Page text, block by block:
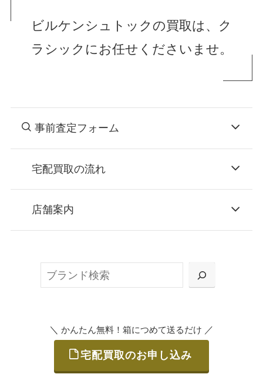
ビルケンシュトックの買取は、ク
ラシックにお任せくださいませ。
事前査定フォーム
宅配買取の流れ
お申込み
または梱包材不要の「集荷申込」からお選び
ご発送
店舗案内
＼ かんたん無料！箱につめて送るだけ ／
宅配買取のお申し込み